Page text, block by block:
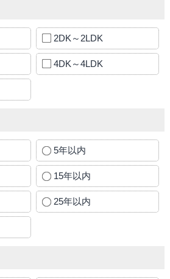
2DK～2LDK
4DK～4LDK
5年以内
15年以内
25年以内